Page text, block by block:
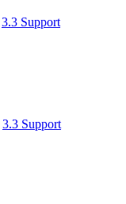
3.3 Support
3.3 Support